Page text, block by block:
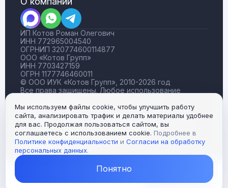
ИП Котов Роман Олегович
ИНН 772965004540
ОГРНИП 320774600114877
ООО «Котов Групп»
ИНН 7703427159
ОГРН 1177746460011
© ООО ИУК «Котов Групп», 2010-2026 год
Все права защищены. Любое использование
Публичная оферта
Политика конфиденциальности
Согласие на обработку персональных данных
Политика возврата денежных средств
Пользовательское соглашение
Резиденты компании
Мы используем файлы cookie, чтобы улучшить работу
сайта, анализировать трафик и делать материалы удобнее
для вас. Продолжая пользоваться сайтом, вы
соглашаетесь с использованием cookie. Подробнее в
Политике конфиденциальности и Согласии на обработку
персональных данных.
Понятно